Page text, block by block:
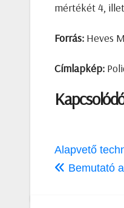
mértékét 4,
Forrás: Heves
Címlapkép:
Bejegyzés
navigáció
Alapvető
Bemutató